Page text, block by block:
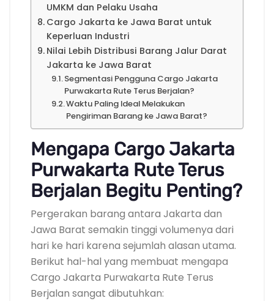
UMKM dan Pelaku Usaha
Cargo Jakarta ke Jawa Barat untuk
Keperluan Industri
Nilai Lebih Distribusi Barang Jalur Darat
Jakarta ke Jawa Barat
Segmentasi Pengguna Cargo Jakarta
Purwakarta Rute Terus Berjalan?
Waktu Paling Ideal Melakukan
Pengiriman Barang ke Jawa Barat?
Mengapa Cargo Jakarta
Purwakarta Rute Terus
Berjalan Begitu Penting?
Pergerakan barang antara Jakarta dan
Jawa Barat semakin tinggi volumenya dari
hari ke hari karena sejumlah alasan utama.
Berikut hal-hal yang membuat mengapa
Cargo Jakarta Purwakarta Rute Terus
Berjalan sangat dibutuhkan: